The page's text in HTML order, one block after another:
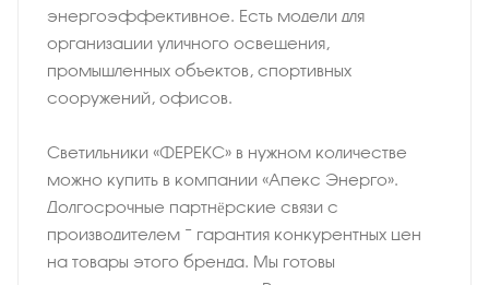
энергоэффективное. Есть модели для
организации уличного освещения,
промышленных объектов, спортивных
сооружений, офисов.
Светильники «ФЕРЕКС» в нужном количестве
можно купить в компании «Апекс Энерго».
Долгосрочные партнёрские связи с
производителем − гарантия конкурентных цен
на товары этого бренда. Мы готовы